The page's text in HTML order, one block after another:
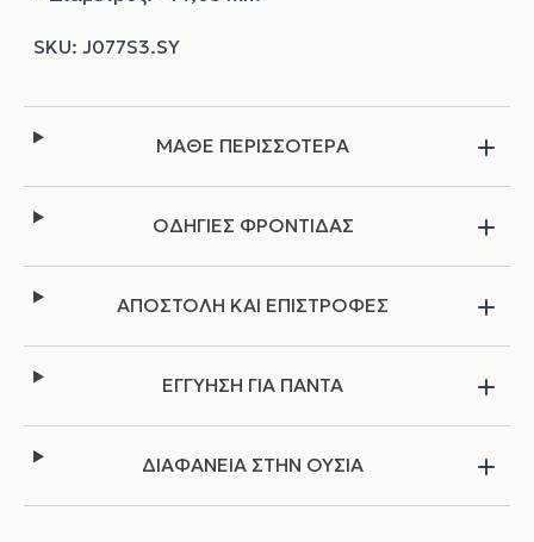
ΜΑΘΕ ΠΕΡΙΣΣΟΤΕΡΑ
ΟΔΗΓΙΕΣ ΦΡΟΝΤΙΔΑΣ
ΑΠΟΣΤΟΛΗ ΚΑΙ ΕΠΙΣΤΡΟΦΕΣ
ΕΓΓΥΗΣΗ ΓΙΑ ΠΑΝΤΑ
ΔΙΑΦΑΝΕΙΑ ΣΤΗΝ ΟΥΣΙΑ